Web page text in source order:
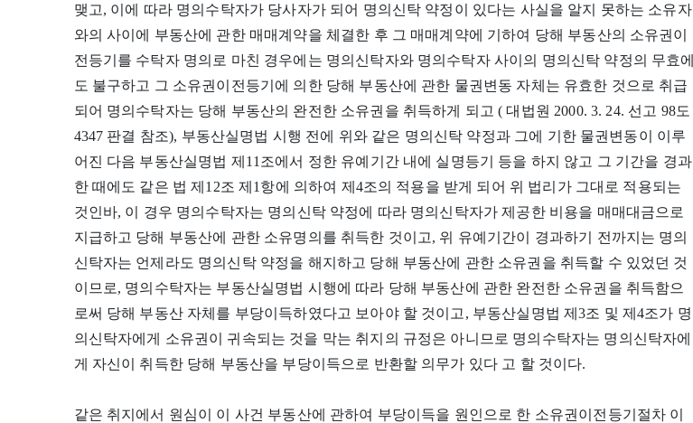
맺고, 이에 따라 명의수탁자가 당사자가 되어 명의신탁 약정이 있다는 사실을 알지 못하는 소유자
와의 사이에 부동산에 관한 매매계약을 체결한 후 그 매매계약에 기하여 당해 부동산의 소유권이
전등기를 수탁자 명의로 마친 경우에는 명의신탁자와 명의수탁자 사이의 명의신탁 약정의 무효에
도 불구하고 그 소유권이전등기에 의한 당해 부동산에 관한 물권변동 자체는 유효한 것으로 취급
되어 명의수탁자는 당해 부동산의 완전한 소유권을 취득하게 되고 ( 대법원 2000. 3. 24. 선고 98도
4347 판결 참조), 부동산실명법 시행 전에 위와 같은 명의신탁 약정과 그에 기한 물권변동이 이루
어진 다음 부동산실명법 제11조에서 정한 유예기간 내에 실명등기 등을 하지 않고 그 기간을 경과
한 때에도 같은 법 제12조 제1항에 의하여 제4조의 적용을 받게 되어 위 법리가 그대로 적용되는
것인바, 이 경우 명의수탁자는 명의신탁 약정에 따라 명의신탁자가 제공한 비용을 매매대금으로
지급하고 당해 부동산에 관한 소유명의를 취득한 것이고, 위 유예기간이 경과하기 전까지는 명의
신탁자는 언제라도 명의신탁 약정을 해지하고 당해 부동산에 관한 소유권을 취득할 수 있었던 것
이므로, 명의수탁자는 부동산실명법 시행에 따라 당해 부동산에 관한 완전한 소유권을 취득함으
로써 당해 부동산 자체를 부당이득하였다고 보아야 할 것이고, 부동산실명법 제3조 및 제4조가 명
의신탁자에게 소유권이 귀속되는 것을 막는 취지의 규정은 아니므로 명의수탁자는 명의신탁자에
게 자신이 취득한 당해 부동산을 부당이득으로 반환할 의무가 있다 고 할 것이다.
같은 취지에서 원심이 이 사건 부동산에 관하여 부당이득을 원인으로 한 소유권이전등기절차 이